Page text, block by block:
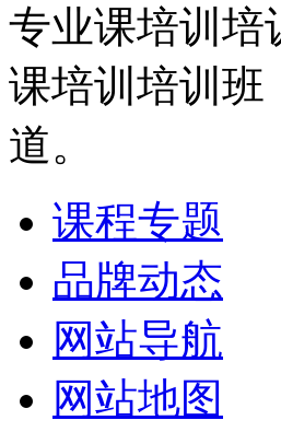
专业课培训培
课培训培训班
道。
课程专题
品牌动态
网站导航
网站地图